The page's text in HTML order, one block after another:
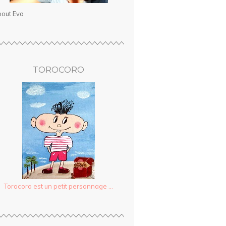
Eva
TOROCORO
Torocoro est un petit personnage ...